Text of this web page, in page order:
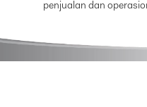
penjualan dan